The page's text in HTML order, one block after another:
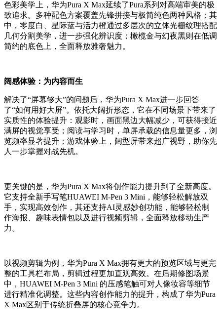
色彩美学上，华为Pura X Max延续了Pura系列对高端审美的极
致追求。多种配色方案覆盖先锋拼接与极简纯色两种风格：其
中，零度白、星际蓝与活力橙通过多层次的立体光栅纹理搭配
几何分割美学，进一步强化辨识度；橄榄金与幻夜黑则在低调
简约的底色上，全面释放雅奢魅力。
阔感体验：为内容而生
解决了“屏幕够大”的问题后，华为Pura X Max进一步回答
了“如何用好大屏”。依托大阔折形态，它在不同场景下带来了
实质性的体验提升：观影时，画面黑边大幅减少，可获得接近
满屏的视觉享受；阅读与学习时，单屏承载的信息量更多，浏
览频率显著提升；游戏体验上，阔型屏带来超广视野，助你先
人一步掌握对战先机。
更关键的是，华为Pura X Max将创作能力提升到了全新高度。
它支持全新手写笔HUAWEI M-Pen 3 Mini，能够轻松解放双
手，实现高效创作，其还支持AI灵感妙创功能，能够轻松制
作海报、趣味表情包以及进行视频剪辑，全面释放移动生产
力。
以视频剪辑为例，华为Pura X Max拥有更大的预览区域与更完
整的工具栏布局，剪辑过程更加直观高效。在后期修图场景
中，HUAWEI M-Pen 3 Mini 的压感笔触可对人像妆容等细节
进行精准化调整。这些内容创作能力的提升，构成了华为Pura
X Max区别于传统折叠屏的核心竞争力。